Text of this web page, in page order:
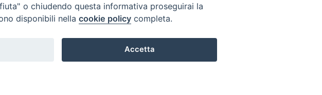
o chiudendo questa informativa proseguirai la
disponibili nella cookie policy completa.
Accetta